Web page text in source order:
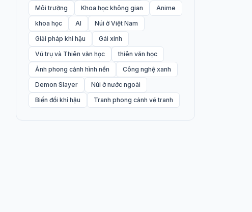
Môi trường
Khoa học không gian
Anime
khoa học
AI
Núi ở Việt Nam
Giải pháp khí hậu
Gái xinh
Vũ trụ và Thiên văn học
thiên văn học
Ảnh phong cảnh hình nền
Công nghệ xanh
Demon Slayer
Núi ở nước ngoài
Biến đổi khí hậu
Tranh phong cảnh vẽ tranh